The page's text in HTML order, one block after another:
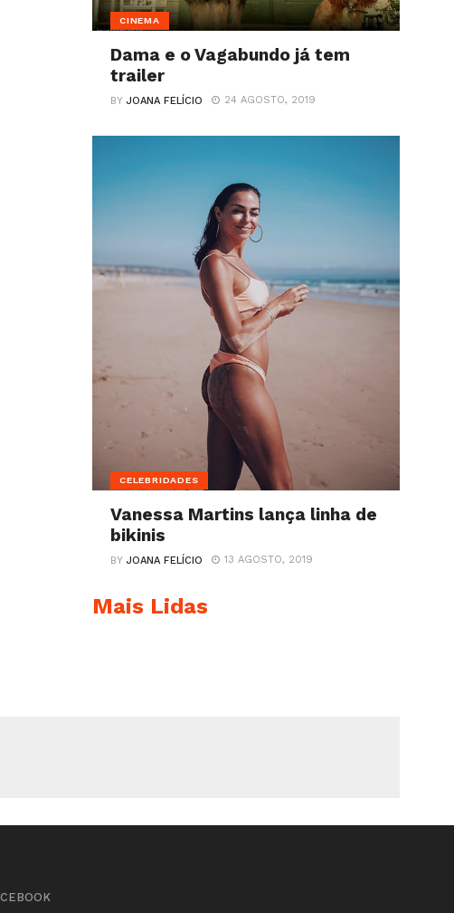
CINEMA
Dama e o Vagabundo já tem
trailer
BYJOANA FELÍCIO 24 AGOSTO, 2019
CELEBRIDADES
Vanessa Martins lança linha de
bikinis
BYJOANA FELÍCIO 13 AGOSTO, 2019
Mais Lidas